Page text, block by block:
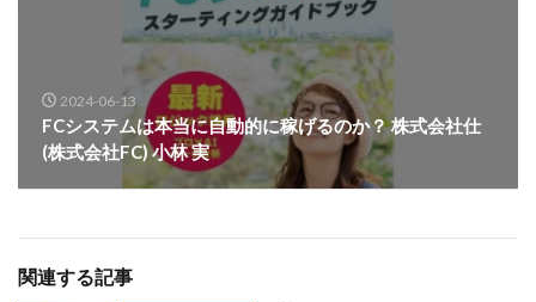
2024-06-13
FCシステムは本当に自動的に稼げるのか？ 株式会社仕
(株式会社FC) 小林 実
関連する記事